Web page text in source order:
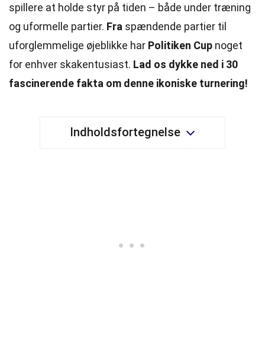
spillere at holde styr på tiden – både under træning
og uformelle partier. Fra spændende partier til
uforglemmelige øjeblikke har Politiken Cup noget
for enhver skakentusiast. Lad os dykke ned i 30
fascinerende fakta om denne ikoniske turnering!
Indholdsfortegnelse